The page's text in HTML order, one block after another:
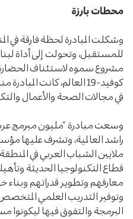
محطات بارزة
وشكلت المبادرة لحظة فارقة في
للمستقبل، وتحولت إلى أداة
مشروع سموه لاستئناف
كوفيد-19 العالم، كانت
في مجالات الصحة والأعمال
وسعت مبادرة “مليون مبرمج
راشد العالمية، وتشرف عليها
ملايين الشباب العربي في
قطاع التكنولوجيا الحديثة
معارفهم وتطوير قدراتهم وبناء
وتوفير التدريب العلمي
البرمجة والتفوق فيها ليكونوا